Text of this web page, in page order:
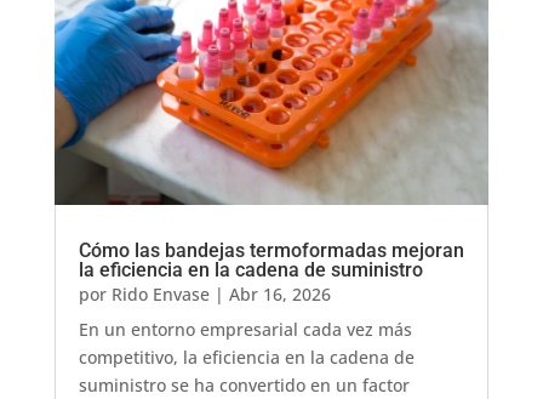
Cómo las bandejas termoformadas mejoran
la eficiencia en la cadena de suministro
por Rido Envase| Abr 16, 2026
En un entorno empresarial cada vez más
competitivo, la eficiencia en la cadena de
suministro se ha convertido en un factor